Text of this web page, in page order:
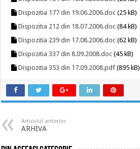
Dispozitia 177 din 19.06.2006.doc (25 kB)
Dispozitia 212 din 18.07.2006.doc (84 kB)
Dispozitia 239 din 17.08.2006.doc (62 kB)
Dispozitia 337 din 8.09.2008.doc (45 kB)
Dispozitia 353 din 17.09.2008.pdf (895 kB)
Articolul anterior
ARHIVA